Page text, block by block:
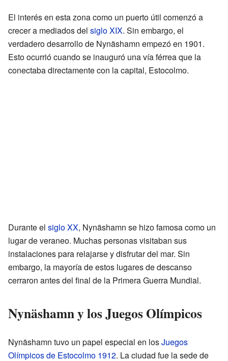
El interés en esta zona como un puerto útil comenzó a
crecer a mediados del siglo XIX. Sin embargo, el
verdadero desarrollo de Nynäshamn empezó en 1901.
Esto ocurrió cuando se inauguró una vía férrea que la
conectaba directamente con la capital, Estocolmo.
Durante el siglo XX, Nynäshamn se hizo famosa como un
lugar de veraneo. Muchas personas visitaban sus
instalaciones para relajarse y disfrutar del mar. Sin
embargo, la mayoría de estos lugares de descanso
cerraron antes del final de la Primera Guerra Mundial.
Nynäshamn y los Juegos Olímpicos
Nynäshamn tuvo un papel especial en losJuegos
Olímpicos de Estocolmo 1912. La ciudad fue la sede de